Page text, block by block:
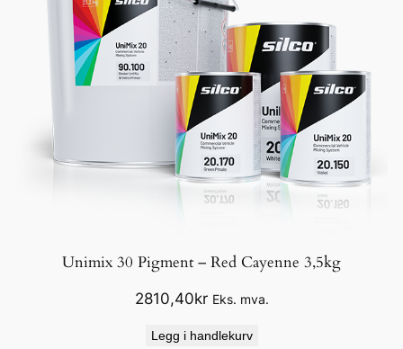
Unimix 30 Pigment – Red Cayenne 3,5kg
2810,40kr Eks. mva.
Legg i handlekurv